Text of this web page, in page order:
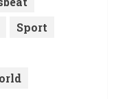
Sport